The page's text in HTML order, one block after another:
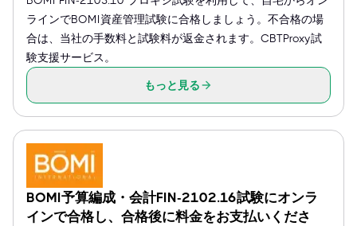
ラインでBOMI資産管理試験に合格しましょう。不合格の場
合は、当社の手数料と試験料が返金されます。CBTProxy試
験支援サービス。
もっと見る
BOMI予算編成・会計FIN-2102.16試験にオンラ
インで合格し、合格後に料金をお支払いくださ